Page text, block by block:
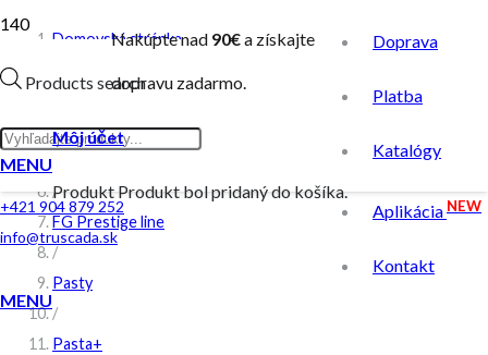
Nakúpte nad 90€a získajte
dopravu zadarmo.
Products search
Doprava
Platba
Katalógy
Aplikácia NEW
Kontakt
MENU
Môj účet
ProduktProduktbol pridaný do košíka.
+421 904 879 252
info@truscada.sk
MENU
Domovská stránka
/
/
FG Prestige line
/
Pasty
/
Pasta+